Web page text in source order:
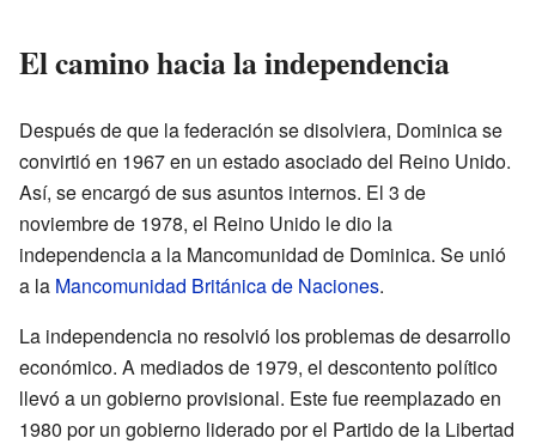
El camino hacia la independencia
Después de que la federación se disolviera, Dominica se
convirtió en 1967 en un estado asociado del Reino Unido.
Así, se encargó de sus asuntos internos. El 3 de
noviembre de 1978, el Reino Unido le dio la
independencia a la Mancomunidad de Dominica. Se unió
a la Mancomunidad Británica de Naciones.
La independencia no resolvió los problemas de desarrollo
económico. A mediados de 1979, el descontento político
llevó a un gobierno provisional. Este fue reemplazado en
1980 por un gobierno liderado por el Partido de la Libertad